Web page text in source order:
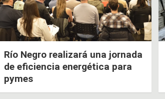
Río Negro realizará una jornada
de eficiencia energética para
pymes